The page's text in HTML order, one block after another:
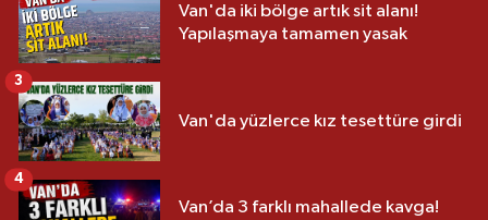
Van'da iki bölge artık sit alanı!
Yapılaşmaya tamamen yasak
Van'da yüzlerce kız tesettüre girdi
3
Van’da 3 farklı mahallede kavga!
4